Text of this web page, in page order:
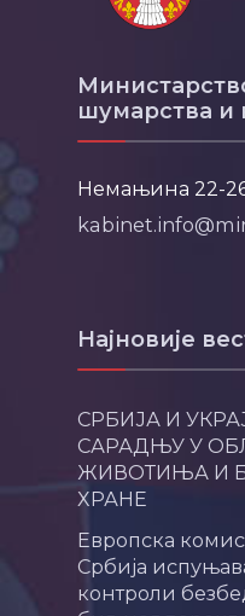
шумарства и
Немањина 22-
Најновије
СРБИЈА И
САРАДЊУ У
ЖИВОТИЊА И
ХРАНЕ
Европска
Србија
контроли